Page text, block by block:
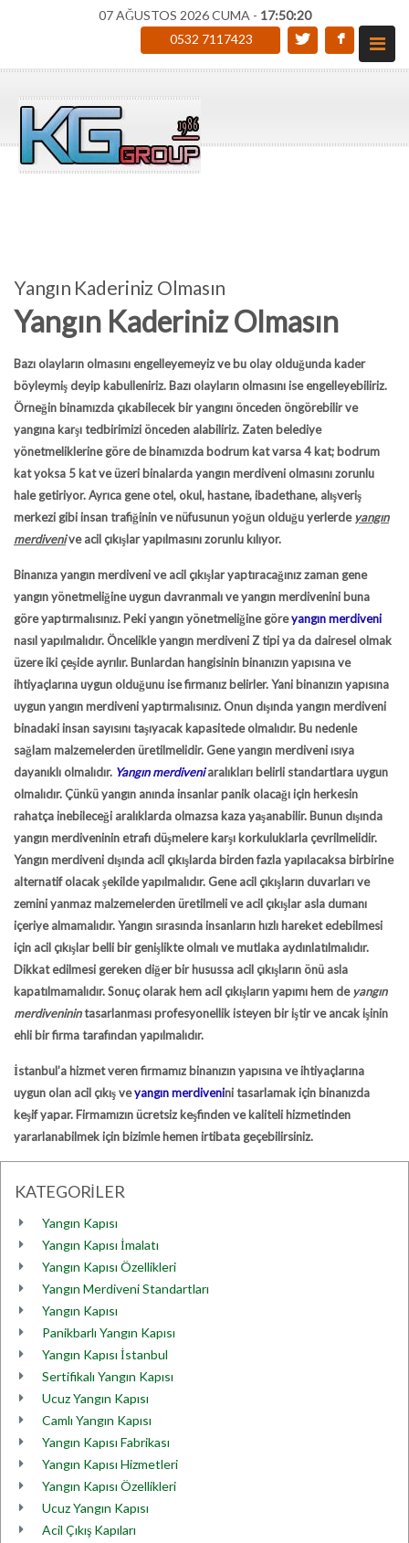
07 AĞUSTOS 2026 CUMA - 17:50:21
0532 7117423
Yangın Kaderiniz Olmasın
Yangın Kaderiniz Olmasın
Bazı olayların olmasını engelleyemeyiz ve bu olay olduğunda kader
böyleymiş deyip kabulleniriz. Bazı olayların olmasını ise engelleyebiliriz.
Örneğin binamızda çıkabilecek biryangınıönceden öngörebilir ve
yangına karşı tedbirimizi önceden alabiliriz. Zaten belediye
yönetmeliklerine göre de binamızda bodrum kat varsa 4 kat; bodrum
kat yoksa 5 kat ve üzeri binalarda yangın merdiveni olmasını zorunlu
hale getiriyor. Ayrıca gene otel, okul, hastane, ibadethane, alışveriş
merkezi gibi insan trafiğinin ve nüfusunun yoğun olduğu yerlerdeyangın
merdivenive acil çıkışlar yapılmasını zorunlu kılıyor.
Binanıza yangın merdiveni ve acil çıkışlar yaptıracağınız zaman gene
yangın yönetmeliğine uygun davranmalı ve yangın merdivenini buna
göre yaptırmalısınız. Peki yangın yönetmeliğine göreyangın merdiveni
nasıl yapılmalıdır. Öncelikle yangın merdiveni Z tipi ya da dairesel olmak
üzere iki çeşide ayrılır. Bunlardan hangisinin binanızın yapısına ve
ihtiyaçlarına uygun olduğunu ise firmanız belirler. Yani binanızın yapısına
uygun yangın merdiveni yaptırmalısınız. Onun dışında yangın merdiveni
binadaki insan sayısını taşıyacak kapasitede olmalıdır. Bu nedenle
sağlam malzemelerden üretilmelidir. Gene yangın merdiveni ısıya
dayanıklı olmalıdır. Yangın merdiveniaralıkları belirli standartlara uygun
olmalıdır. Çünkü yangın anında insanlar panik olacağı için herkesin
rahatça inebileceği aralıklarda olmazsa kaza yaşanabilir. Bunun dışında
yangın merdiveninin etrafı düşmelere karşı korkuluklarla çevrilmelidir.
Yangın merdiveni dışında acil çıkışlarda birden fazla yapılacaksa birbirine
alternatif olacak şekilde yapılmalıdır. Gene acil çıkışların duvarları ve
zemini yanmaz malzemelerden üretilmeli ve acil çıkışlar asla dumanı
içeriye almamalıdır. Yangın sırasında insanların hızlı hareket edebilmesi
için acil çıkışlar belli bir genişlikte olmalı ve mutlaka aydınlatılmalıdır.
Dikkat edilmesi gereken diğer bir husussa acil çıkışların önü asla
kapatılmamalıdır. Sonuç olarak hem acil çıkışların yapımı hem deyangın
merdiveninintasarlanması profesyonellik isteyen bir iştir ve ancak işinin
ehli bir firma tarafından yapılmalıdır.
İstanbul’a hizmet veren firmamız binanızın yapısına ve ihtiyaçlarına
uygun olan acil çıkış veyangın merdivenini tasarlamak için binanızda
keşif yapar. Firmamızın ücretsiz keşfinden ve kaliteli hizmetinden
yararlanabilmek için bizimle hemen irtibata geçebilirsiniz.
KATEGORİLER
Yangın Kapısı
Yangın Kapısı İmalatı
Yangın Kapısı Özellikleri
Yangın Merdiveni Standartları
Yangın Kapısı
Panikbarlı Yangın Kapısı
Yangın Kapısı İstanbul
Sertifikalı Yangın Kapısı
Ucuz Yangın Kapısı
Camlı Yangın Kapısı
Yangın Kapısı Fabrikası
Yangın Kapısı Hizmetleri
Yangın Kapısı Özellikleri
Ucuz Yangın Kapısı
Acil Çıkış Kapıları